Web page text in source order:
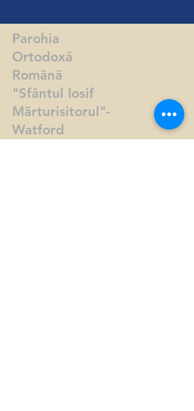
Parohia
Ortodoxă
Română
"Sfântul Iosif
Mărturisitorul"-
Watford